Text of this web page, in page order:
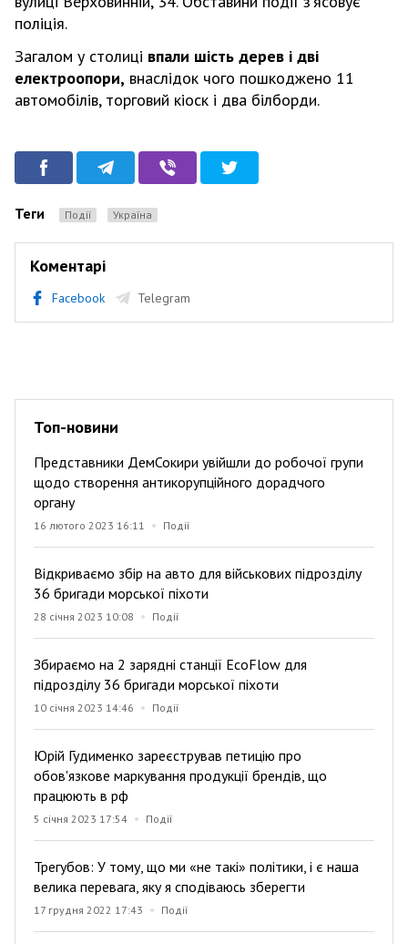
поліція.
Загалом у столиці впали шість дерев і дві
електроопори, внаслідок чого пошкоджено 11
автомобілів, торговий кіоск і два білборди.
Теги Події Україна
Коментарі
Facebook Telegram
Топ-новини
Представники ДемСокири увійшли до робочої групи
щодо створення антикорупційного дорадчого
органу
16 лютого 2023 16:11 Події
Відкриваємо збір на авто для військових підрозділу
36 бригади морської піхоти
28 січня 2023 10:08 Події
Збираємо на 2 зарядні станції EcoFlow для
підрозділу 36 бригади морської піхоти
10 січня 2023 14:46 Події
Юрій Гудименко зареєстрував петицію про
обов'язкове маркування продукції брендів, що
працюють в рф
5 січня 2023 17:54 Події
Трегубов: У тому, що ми «не такі» політики, і є наша
велика перевага, яку я сподіваюсь зберегти
17 грудня 2022 17:43 Події